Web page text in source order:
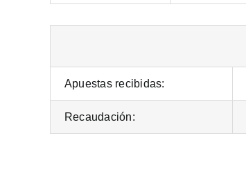
Apuestas recibidas:
Recaudación: